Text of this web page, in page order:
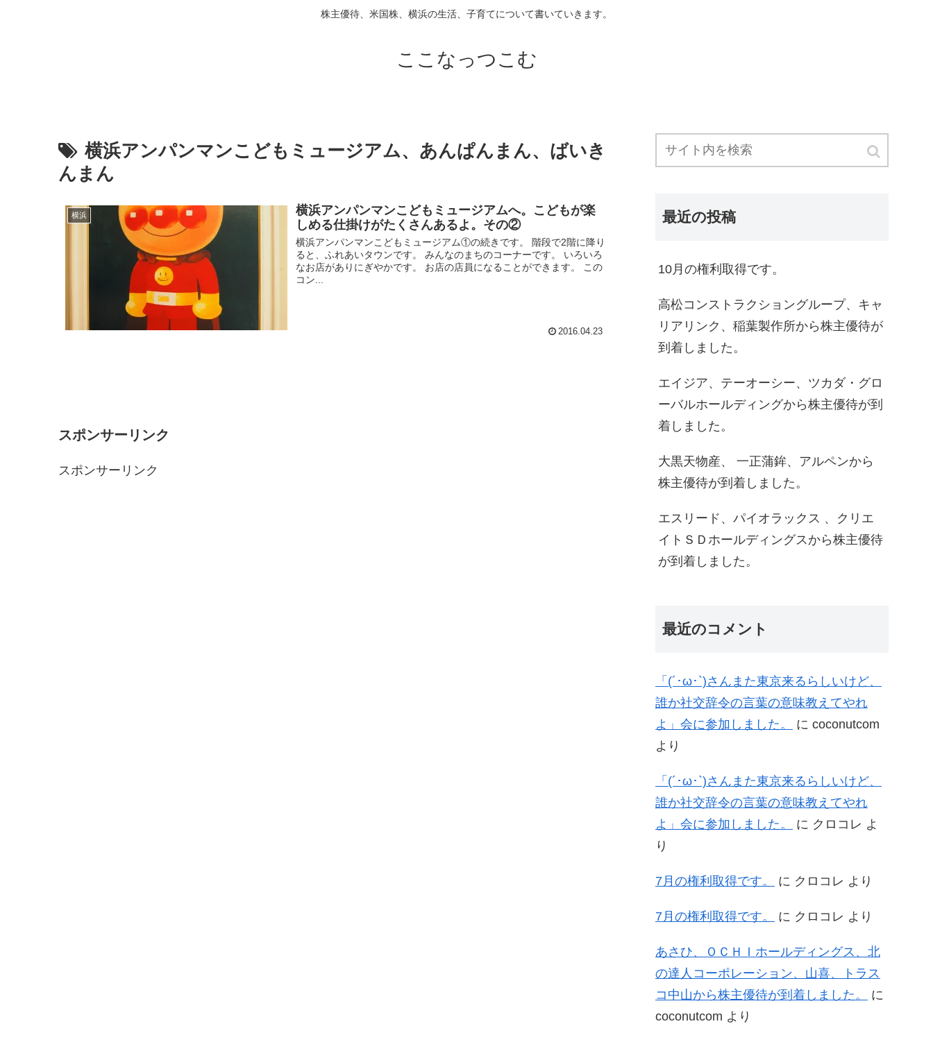
株主優待、米国株、横浜の生活、子育てについて書いていきます。
ここなっつこむ
横浜アンパンマンこどもミュージアム、あんぱんまん、ばいき
んまん
横浜
横浜アンパンマンこどもミュージアムへ。こどもが楽
しめる仕掛けがたくさんあるよ。その②
横浜アンパンマンこどもミュージアム①の続きです。 階段で2階に降り
ると、ふれあいタウンです。 みんなのまちのコーナーです。 いろいろ
なお店がありにぎやかです。 お店の店員になることができます。 この
コン...
2016.04.23
スポンサーリンク
スポンサーリンク
最近の投稿
10月の権利取得です。
高松コンストラクショングループ、キャ
リアリンク、稲葉製作所から株主優待が
到着しました。
エイジア、テーオーシー、ツカダ・グロ
ーバルホールディングから株主優待が到
着しました。
大黒天物産、 一正蒲鉾、アルペンから
株主優待が到着しました。
エスリード、パイオラックス 、クリエ
イトＳＤホールディングスから株主優待
が到着しました。
最近のコメント
「(´･ω･`)さんまた東京来るらしいけど、
誰か社交辞令の言葉の意味教えてやれ
よ」会に参加しました。
に coconutcom
より
「(´･ω･`)さんまた東京来るらしいけど、
誰か社交辞令の言葉の意味教えてやれ
よ」会に参加しました。
に クロコレ よ
り
7月の権利取得です。 に クロコレ より
7月の権利取得です。 に クロコレ より
あさひ、ＯＣＨＩホールディングス、北
の達人コーポレーション、山喜、トラス
コ中山から株主優待が到着しました。
に
coconutcom より